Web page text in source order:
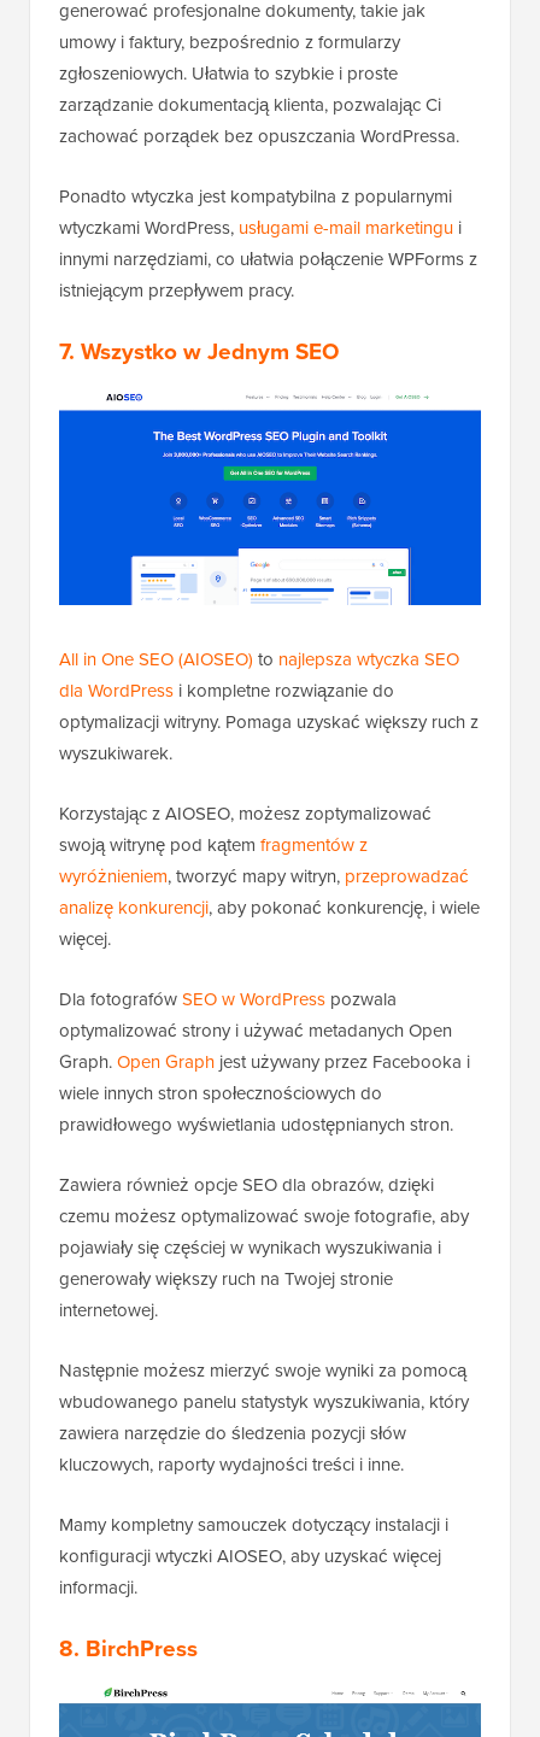
generować profesjonalne dokumenty, takie jak
umowy i faktury, bezpośrednio z formularzy
zgłoszeniowych. Ułatwia to szybkie i proste
zarządzanie dokumentacją klienta, pozwalając Ci
zachować porządek bez opuszczania WordPressa.
Ponadto wtyczka jest kompatybilna z popularnymi
wtyczkami WordPress, usługami e-mail marketingu i
innymi narzędziami, co ułatwia połączenie WPForms z
istniejącym przepływem pracy.
7. Wszystko w Jednym SEO
All in One SEO (AIOSEO) to najlepsza wtyczka SEO
dla WordPress i kompletne rozwiązanie do
optymalizacji witryny. Pomaga uzyskać większy ruch z
wyszukiwarek.
Korzystając z AIOSEO, możesz zoptymalizować
swoją witrynę pod kątem fragmentów z
wyróżnieniem, tworzyć mapy witryn, przeprowadzać
analizę konkurencji, aby pokonać konkurencję, i wiele
więcej.
Dla fotografówSEO w WordPress pozwala
optymalizować strony i używać metadanych Open
Graph.Open Graph jest używany przez Facebooka i
wiele innych stron społecznościowych do
prawidłowego wyświetlania udostępnianych stron.
Zawiera również opcje SEO dla obrazów, dzięki
czemu możesz optymalizować swoje fotografie, aby
pojawiały się częściej w wynikach wyszukiwania i
generowały większy ruch na Twojej stronie
internetowej.
Następnie możesz mierzyć swoje wyniki za pomocą
wbudowanego panelu statystyk wyszukiwania, który
zawiera narzędzie do śledzenia pozycji słów
kluczowych, raporty wydajności treści i inne.
Mamy kompletny samouczek dotyczący instalacji i
konfiguracji wtyczki AIOSEO, aby uzyskać więcej
informacji.
8. BirchPress